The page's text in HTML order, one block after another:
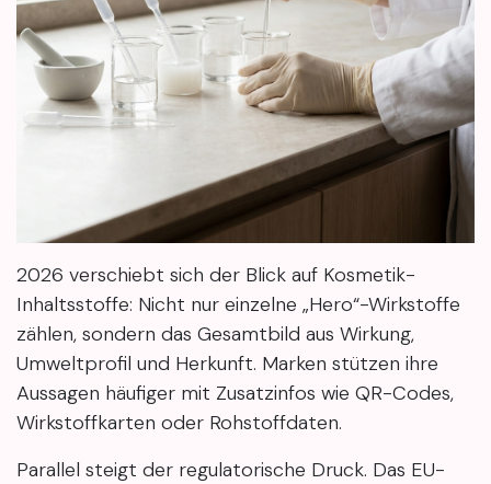
2026 verschiebt sich der Blick auf Kosmetik-
Inhaltsstoffe: Nicht nur einzelne „Hero“-Wirkstoffe
zählen, sondern das Gesamtbild aus Wirkung,
Umweltprofil und Herkunft. Marken stützen ihre
Aussagen häufiger mit Zusatzinfos wie QR-Codes,
Wirkstoffkarten oder Rohstoffdaten.
Parallel steigt der regulatorische Druck. Das EU-